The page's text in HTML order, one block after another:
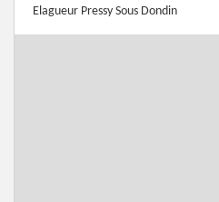
Elagueur Pressy Sous Dondin